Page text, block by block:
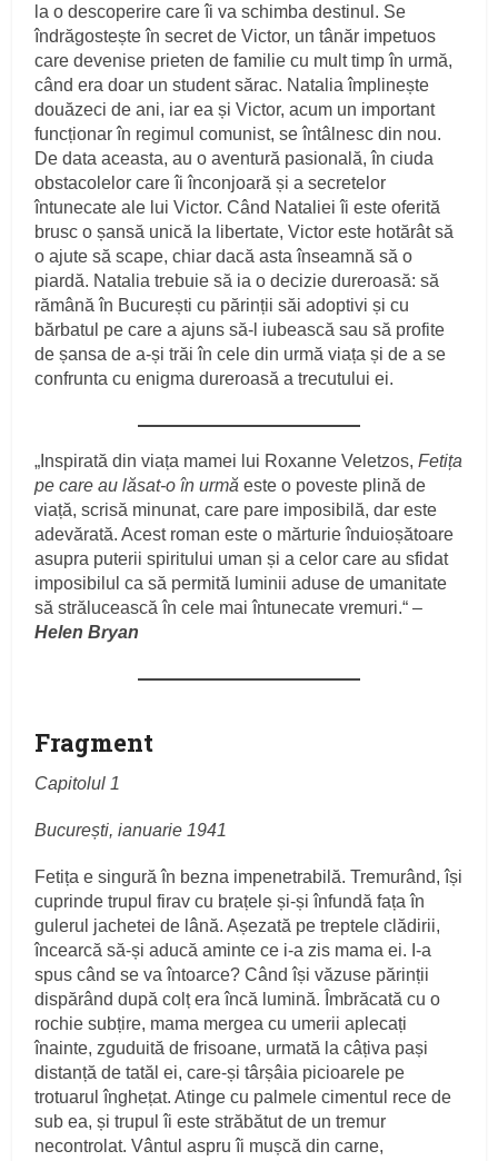
la o descoperire care îi va schimba destinul. Se
îndrăgostește în secret de Victor, un tânăr impetuos
care devenise prieten de familie cu mult timp în urmă,
când era doar un student sărac. Natalia împlinește
douăzeci de ani, iar ea și Victor, acum un important
funcționar în regimul comunist, se întâlnesc din nou.
De data aceasta, au o aventură pasională, în ciuda
obstacolelor care îi înconjoară și a secretelor
întunecate ale lui Victor. Când Nataliei îi este oferită
brusc o șansă unică la libertate, Victor este hotărât să
o ajute să scape, chiar dacă asta înseamnă să o
piardă. Natalia trebuie să ia o decizie dureroasă: să
rămână în București cu părinții săi adoptivi și cu
bărbatul pe care a ajuns să-l iubească sau să profite
de șansa de a-și trăi în cele din urmă viața și de a se
confrunta cu enigma dureroasă a trecutului ei.
„Inspirată din viața mamei lui Roxanne Veletzos,Fetița
pe care au lăsat-o în urmă este o poveste plină de
viață, scrisă minunat, care pare imposibilă, dar este
adevărată. Acest roman este o mărturie înduioșătoare
asupra puterii spiritului uman și a celor care au sfidat
imposibilul ca să permită luminii aduse de umanitate
să strălucească în cele mai întunecate vremuri.“ –
Helen Bryan
Fragment
Capitolul 1
București, ianuarie 1941
Fetița e singură în bezna impenetrabilă. Tremurând, își
cuprinde trupul firav cu brațele și‑și înfundă fața în
gulerul jachetei de lână. Așezată pe treptele clădirii,
încearcă să‑și aducă aminte ce i‑a zis mama ei. I‑a
spus când se va întoarce? Când își văzuse părinții
dispărând după colț era încă lumină. Îmbrăcată cu o
rochie subțire, mama mergea cu umerii aplecați
înainte, zguduită de frisoane, urmată la câțiva pași
distanță de tatăl ei, care‑și târșâia picioarele pe
trotuarul înghețat. Atinge cu palmele cimentul rece de
sub ea, și trupul îi este străbătut de un tremur
necontrolat. Vântul aspru îi mușcă din carne,